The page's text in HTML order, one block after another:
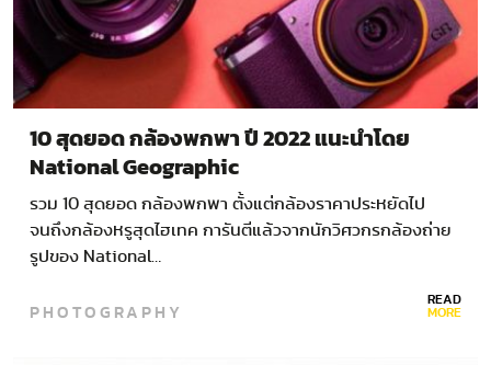
10 สุดยอด กล้องพกพา ปี 2022 แนะนำโดย
National Geographic
รวม 10 สุดยอด กล้องพกพา ตั้งแต่กล้องราคาประหยัดไป
จนถึงกล้องหรูสุดไฮเทค การันตีแล้วจากนักวิศวกรกล้องถ่าย
รูปของ National…
PHOTOGRAPHY READ
MORE